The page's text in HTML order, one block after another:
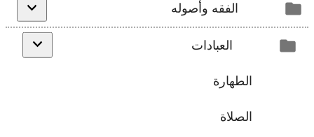
الفقه وأصوله
العبادات
الطهارة
الصلاة